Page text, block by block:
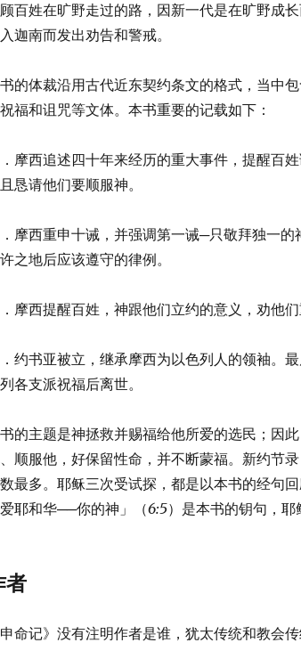
百姓在旷野走过的路，因新一代是在旷野成
迦南而发出劝告和警戒。
的体裁沿用古代近东契约条文的格式，当中
福和诅咒等文体。本书重要的记载如下：
摩西追述四十年来经历的重大事件，提醒百
恳请他们要顺服神。
摩西重申十诫，并强调第一诫─只敬拜独一
之地后应该遵守的律例。
摩西提醒百姓，神跟他们立约的意义，劝他们
约书亚被立，继承摩西为以色列人的领袖。
各支派祝福后离世。
的主题是神拯救并赐福给他所爱的选民；因
顺服他，好保留性命，并不断蒙福。新约节
最多。耶稣三次受试探，都是以本书的经句
耶和华──你的神」（6:5）是本书的钥句，耶
者
申命记》没有注明作者是谁，犹太传统和教会传